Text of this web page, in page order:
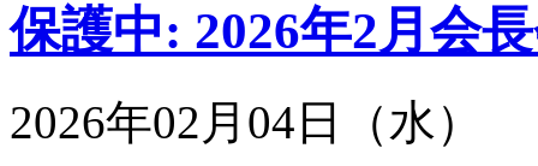
保護中: 2026年2月会
2026年02月04日（水）